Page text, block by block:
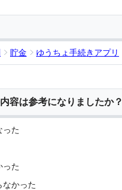
貯金 ゆうちょ手続きアプリ
容は参考になりましたか？
った
った
なかった